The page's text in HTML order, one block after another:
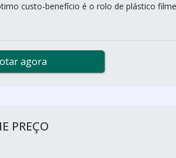
custo-benefício é o rolo de plástico filme
agora
PREÇO